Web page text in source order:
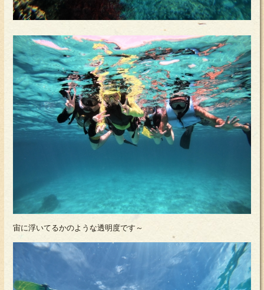
宙に浮いてるかのような透明度です～